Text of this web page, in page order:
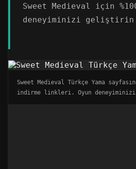
Sweet Medieval için
deneyiminizi
Sweet Medieval Türkçe Yama
indirme linkleri. Oyun